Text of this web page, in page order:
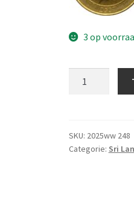
3 op
2007
UNC
SKU: 2025ww 248
Categorie: Sri